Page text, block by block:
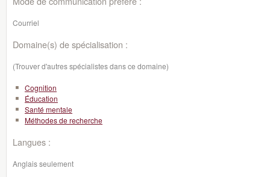
Courriel
Domaine(s) de spécialisation :
(Trouver d'autres spécialistes dans ce domaine)
Cognition
Éducation
Santé mentale
Méthodes de recherche
Langues :
Anglais seulement